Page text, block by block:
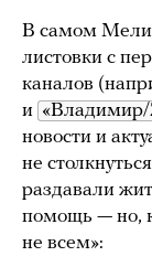
В самом
листовки с
каналов
и «Владимир/
новости и
не
раздавали
помощь — но,
не всем»: